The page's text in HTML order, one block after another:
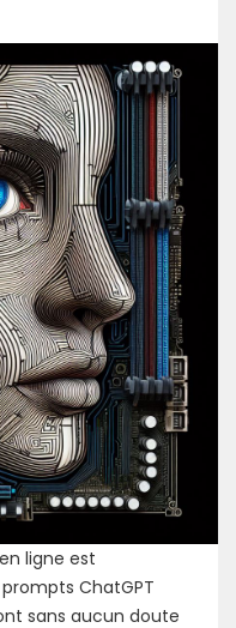
ligne est
ChatGPT
sans aucun doute